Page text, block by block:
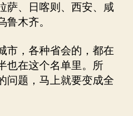
萨、日喀则、西安、咸
木齐。
市，各种省会的，都在
也在这个名单里。所
问题，马上就要变成全